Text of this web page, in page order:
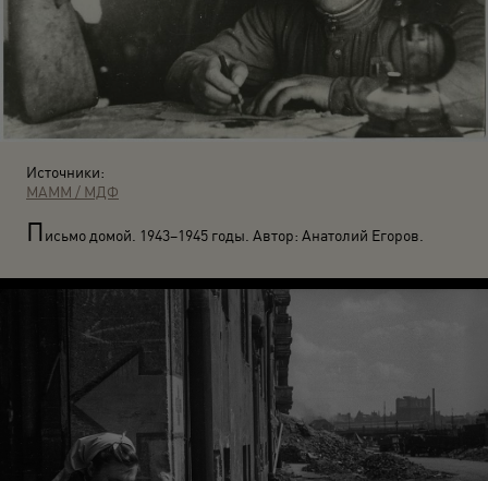
Источники:
МАММ / МДФ
Письмо домой. 1943–1945 годы. Автор: Анатолий Егоров.